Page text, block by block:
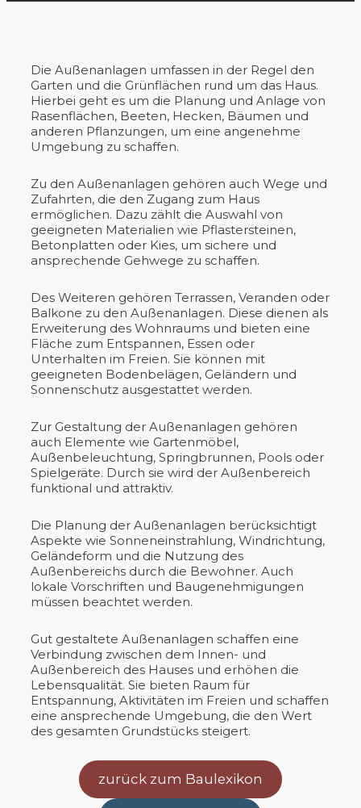
Die Außenanlagen umfassen in der Regel den
Garten und die Grünflächen rund um das Haus.
Hierbei geht es um die Planung und Anlage von
Rasenflächen, Beeten, Hecken, Bäumen und
anderen Pflanzungen, um eine angenehme
Umgebung zu schaffen.
Zu den Außenanlagen gehören auch Wege und
Zufahrten, die den Zugang zum Haus
ermöglichen. Dazu zählt die Auswahl von
geeigneten Materialien wie Pflastersteinen,
Betonplatten oder Kies, um sichere und
ansprechende Gehwege zu schaffen.
Des Weiteren gehören Terrassen, Veranden oder
Balkone zu den Außenanlagen. Diese dienen als
Erweiterung des Wohnraums und bieten eine
Fläche zum Entspannen, Essen oder
Unterhalten im Freien. Sie können mit
geeigneten Bodenbelägen, Geländern und
Sonnenschutz ausgestattet werden.
Zur Gestaltung der Außenanlagen gehören
auch Elemente wie Gartenmöbel,
Außenbeleuchtung, Springbrunnen, Pools oder
Spielgeräte. Durch sie wird der Außenbereich
funktional und attraktiv.
Die Planung der Außenanlagen berücksichtigt
Aspekte wie Sonneneinstrahlung, Windrichtung,
Geländeform und die Nutzung des
Außenbereichs durch die Bewohner. Auch
lokale Vorschriften und Baugenehmigungen
müssen beachtet werden.
Gut gestaltete Außenanlagen schaffen eine
Verbindung zwischen dem Innen- und
Außenbereich des Hauses und erhöhen die
Lebensqualität. Sie bieten Raum für
Entspannung, Aktivitäten im Freien und schaffen
eine ansprechende Umgebung, die den Wert
des gesamten Grundstücks steigert.
zurück zum Baulexikon